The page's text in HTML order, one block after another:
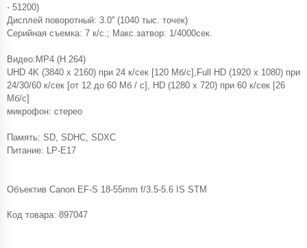
- 51200)
Дисплей поворотный: 3.0'' (1040 тыс. точек)
Серийная съемка: 7 к/с.; Макс.затвор: 1/4000сек.
Видео:MP4 (H.264)
UHD 4K (3840 x 2160) при 24 к/сек [120 Мб/с],Full HD (1920 x 1080) при
24/30/60 к/сек [от 12 до 60 Мб / с], HD (1280 x 720) при 60 к/сек [26
Мб/с]
микрофон: стерео
Память: SD, SDHC, SDXC
Питание: LP-E17
Объектив Canon EF-S 18-55mm f/3.5-5.6 IS STM
Код товара: 897047